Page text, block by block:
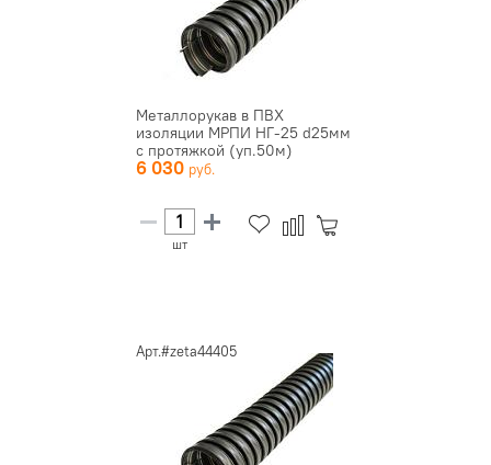
Металлорукав в ПВХ
изоляции МРПИ НГ-25 d25мм
с протяжкой (уп.50м)
ЗЭТАРУС z...
6 030
шт
Арт.#zeta44405